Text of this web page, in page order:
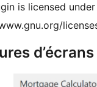
is licensed
d’écrans